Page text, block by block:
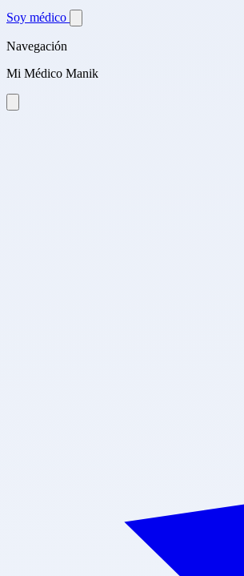
Soy médico
Navegación
Mi Médico Manik